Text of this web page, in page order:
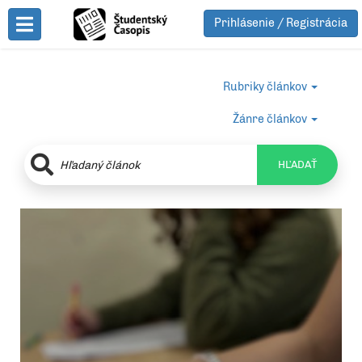
Toggle Menu
Prihlásenie / Registrácia
Rubriky článkov
Žánre článkov
HĽADAŤ